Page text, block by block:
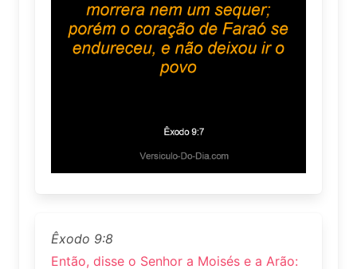
Êxodo 9:8
Então, disse o Senhor a Moisés e a Arão: